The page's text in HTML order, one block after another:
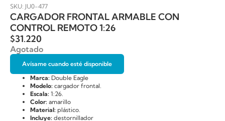
SKU: JU0-477
CARGADOR FRONTAL ARMABLE CON
CONTROL REMOTO 1:26
$31.220
Agotado
Avísame cuando esté disponible
Marca: Double Eagle
Modelo: cargador frontal.
Escala: 1:26.
Color: amarillo
Material: plástico.
Incluye: destornillador